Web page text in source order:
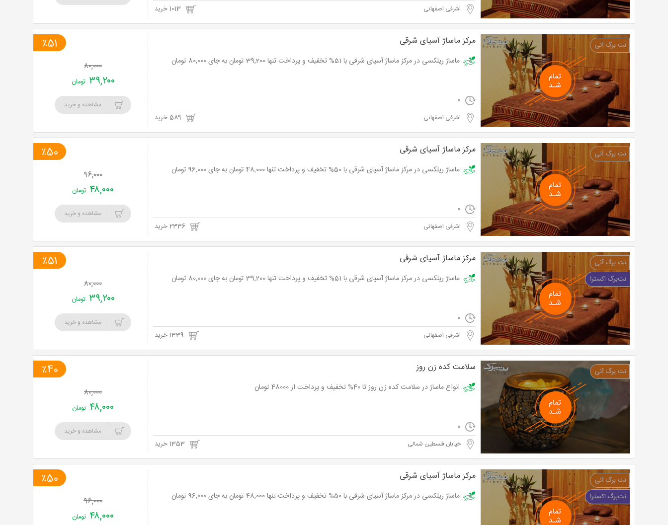
اشرفی اصفهانی
مرکز ماساژ آسیای شرقی
ماساژ ریلکسی در مرکز ماساژ آسیای شرقی با 51% تخفیف و پرداخت تنها 39,200 تومان به جای 80,000 تومان
0
اشرفی اصفهانی
٪51
۸۰,۰۰۰
۳۹,۲۰۰ تومان
مشاهده و خرید
مرکز ماساژ آسیای شرقی
ماساژ ریلکسی در مرکز ماساژ آسیای شرقی با 50% تخفیف و پرداخت تنها 48,000 تومان به جای 96,000 تومان
0
اشرفی اصفهانی 2336 خرید
٪50
۹۶,۰۰۰
۴۸,۰۰۰ تومان
مشاهده و خرید
مرکز ماساژ آسیای شرقی
ماساژ ریلکسی در مرکز ماساژ آسیای شرقی با 51% تخفیف و پرداخت تنها 39,200 تومان به جای 80,000 تومان
0
اشرفی اصفهانی
٪51
۸۰,۰۰۰
۳۹,۲۰۰ تومان
مشاهده و خرید
سلامت کده زن روز
انواع ماساژ در سلامت کده زن روز تا 40% تخفیف و پرداخت از 48000 تومان
0
خیابان فلسطین شمالی
٪40
۸۰,۰۰۰
۴۸,۰۰۰ تومان
مشاهده و خرید
مرکز ماساژ آسیای شرقی
ماساژ ریلکسی در مرکز ماساژ آسیای شرقی با 50% تخفیف و پرداخت تنها 48,000 تومان به جای 96,000 تومان
٪50
۹۶,۰۰۰
۴۸,۰۰۰ تومان